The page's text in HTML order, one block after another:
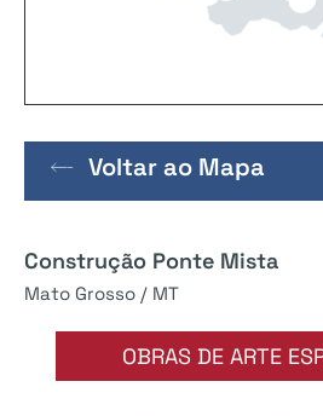
Voltar ao Mapa
Construção Ponte Mista
Mato Grosso / MT
OBRAS DE ARTE